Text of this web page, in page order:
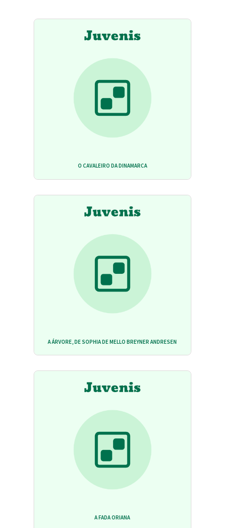
O CAVALEIRO DA DINAMARCA
A ÁRVORE, DE SOPHIA DE MELLO BREYNER ANDRESEN
A FADA ORIANA